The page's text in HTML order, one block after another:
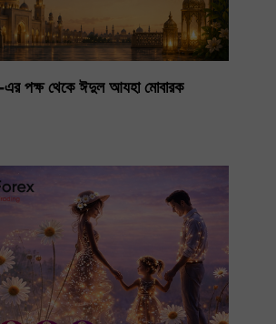
পক্ষ থেকে ঈদুল আযহা মোবারক